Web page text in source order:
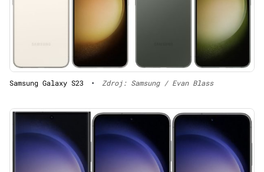
Samsung Galaxy S23 • Zdroj: Samsung / Evan Blass